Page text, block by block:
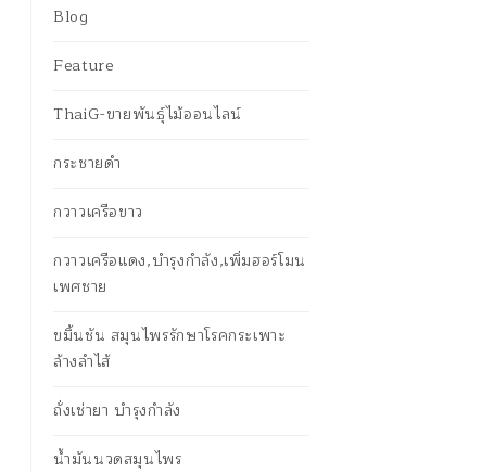
Blog
Feature
ThaiG-ขายพันธุ์ไม้ออนไลน์
กระชายดำ
กวาวเครือขาว
กวาวเครือแดง,บำรุงกำลัง,เพิ่มฮอร์โมน
เพศชาย
ขมิ้นชัน สมุนไพรรักษาโรคกระเพาะ
ล้างลำไส้
ถั่งเช่ายา บำรุงกำลัง
น้ำมันนวดสมุนไพร